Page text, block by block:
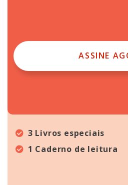
ASSINE
3 Livros especiais
1 Caderno de leitura